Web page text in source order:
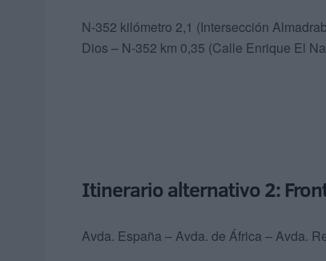
N-352 kilómetro 2,1 (Intersección
Dios – N-352 km 0,35 (Calle Enrique El
Itinerario alternativo 2:
Avda. España – Avda. de África – Avda.